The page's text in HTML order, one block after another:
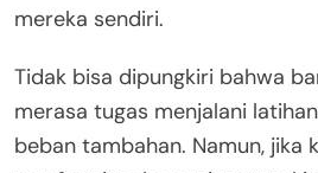
mereka sendiri.
Tidak bisa dipungkiri bahwa
merasa tugas menjalani
beban tambahan. Namun, jika